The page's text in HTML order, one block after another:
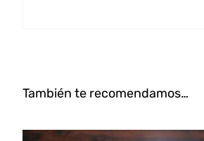
También te recomendamos…